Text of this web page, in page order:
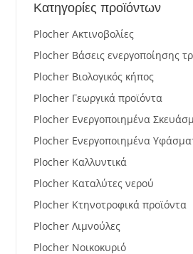
Κατηγορίες προϊόντων
Plocher Ακτινοβολίες
Plocher Βάσεις ενεργοποίησης
Plocher Βιολογικός κήπος
Plocher Γεωργικά προϊόντα
Plocher Ενεργοποιημένα
Plocher Ενεργοποιημένα
Plocher Καλλυντικά
Plocher Καταλύτες νερού
Plocher Κτηνοτροφικά προϊόντα
Plocher Λιμνούλες
Plocher Νοικοκυριό